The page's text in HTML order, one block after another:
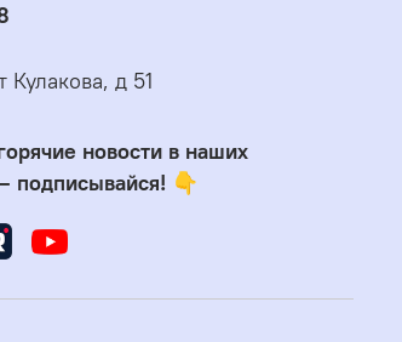
Кулакова, д 51
новости в наших
подписывайся! 👇